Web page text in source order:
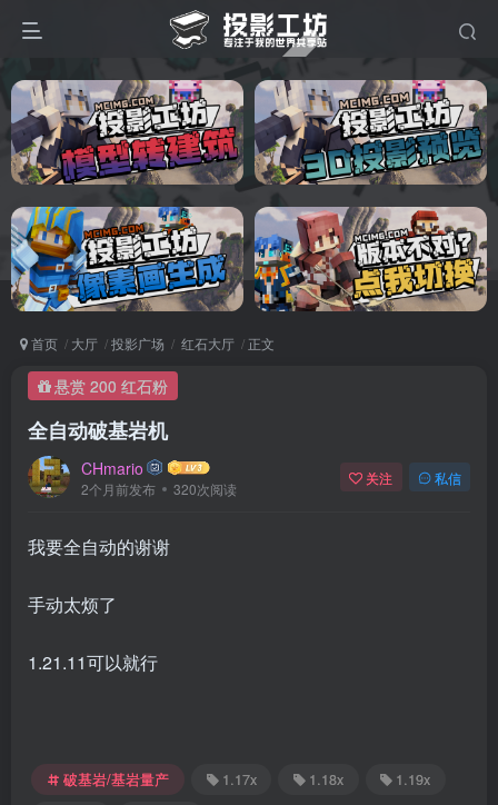
首页 大厅 投影广场 红石大厅 正文
悬赏 200 红石粉
全自动破基岩机
CHmario
2个月前发布 320次阅读
关注 私信
我要全自动的谢谢
手动太烦了
1.21.11可以就行
破基岩/基岩量产 1.17x 1.18x
1.19x